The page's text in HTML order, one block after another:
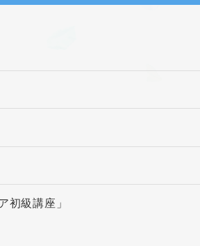
初級講座」